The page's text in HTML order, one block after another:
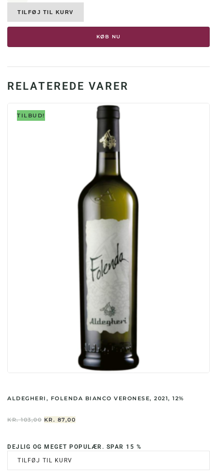
della
Valpolicella
Classico
Santambrogio,
15%
TILFØJ TIL KURV
KØB NU
RELATEREDE VARER
TILBUD!
ALDEGHERI, FOLENDA BIANCO VERONESE, 2021, 12%
KR.103,00 DEN
KR. 103,00.
KR. 87,00
KR. 87,00.
DEJLIG OG MEGET POPULÆR. SPAR 15 %
TILFØJ TIL KURV